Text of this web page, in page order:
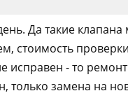
Да такие
стоимость
исправен - то
только замена на